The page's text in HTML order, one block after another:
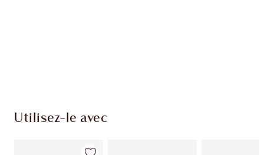
Utilisez-le avec